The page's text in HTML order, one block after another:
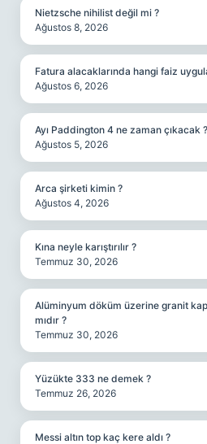
Nietzsche nihilist değil mi ?
Ağustos 8, 2026
Fatura alacaklarında hangi faiz
Ağustos 6, 2026
Ayı Paddington 4 ne zaman çıkacak ?
Ağustos 5, 2026
Arca şirketi kimin ?
Ağustos 4, 2026
Kına neyle karıştırılır ?
Temmuz 30, 2026
Alüminyum döküm üzerine granit
mıdır ?
Temmuz 30, 2026
Yüzükte 333 ne demek ?
Temmuz 26, 2026
Messi altın top kaç kere aldı ?